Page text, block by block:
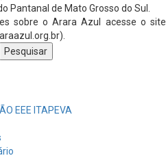
Pantanal de Mato Grosso do Sul.
sobre o Arara Azul acesse o site
EEE ITAPEVA